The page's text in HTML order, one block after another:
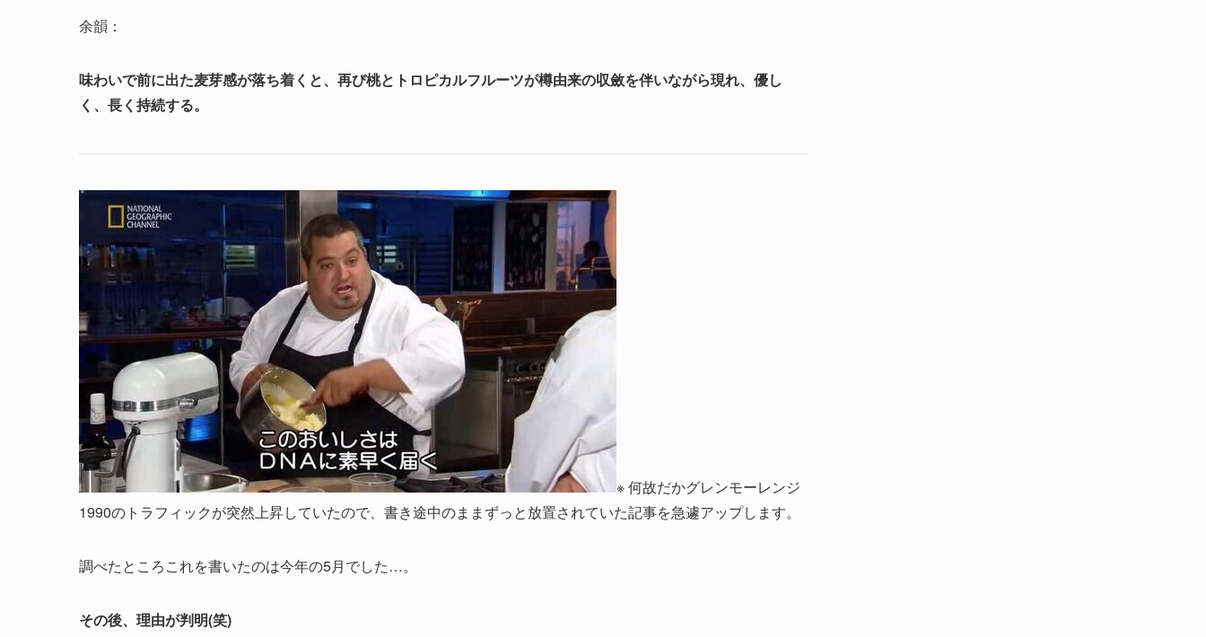
余韻：
味わいで前に出た麦芽感が落ち着くと、再び桃とトロピカルフルーツが樽由来の収斂を伴いながら現れ、優し
く、長く持続する。
※ 何故だかグレンモーレンジ
1990のトラフィックが突然上昇していたので、書き途中のままずっと放置されていた記事を急遽アップします。
調べたところこれを書いたのは今年の5月でした…。
その後、理由が判明(笑)